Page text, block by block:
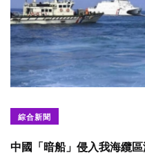
綜合新聞
中國「暗船」侵入我海纜